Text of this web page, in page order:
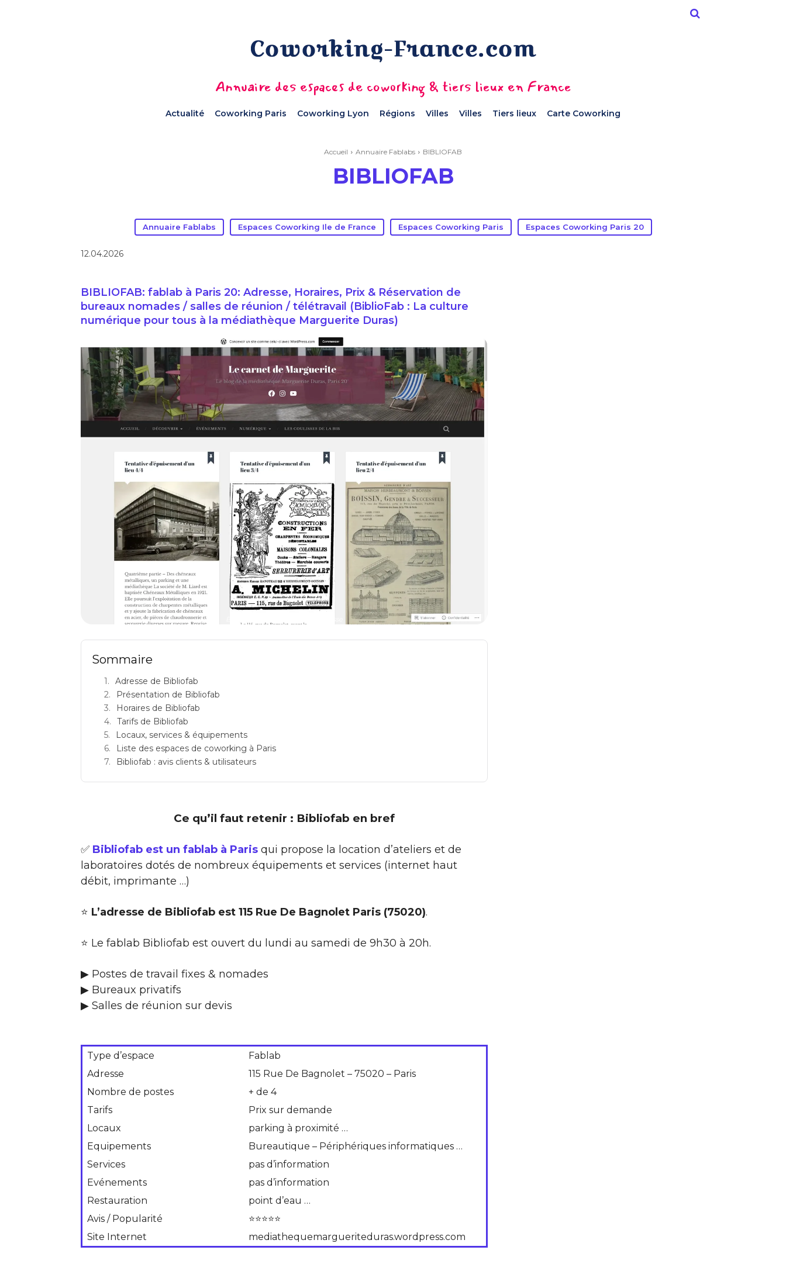
Annuaire des espaces de coworking & tiers lieux en France
Actualité Coworking Paris Coworking Lyon Régions Villes Villes Tiers lieux Carte Coworking
Accueil Annuaire Fablabs BIBLIOFAB
BIBLIOFAB
Annuaire Fablabs Espaces Coworking Ile de France Espaces Coworking Paris Espaces Coworking Paris 20
12.04.2026
BIBLIOFAB: fablab à Paris 20: Adresse, Horaires, Prix & Réservation de
bureaux nomades / salles de réunion / télétravail (BiblioFab : La culture
numérique pour tous à la médiathèque Marguerite Duras)
Sommaire
Adresse de Bibliofab
Présentation de Bibliofab
Horaires de Bibliofab
Tarifs de Bibliofab
Locaux, services & équipements
Liste des espaces de coworking à Paris
Bibliofab : avis clients & utilisateurs
Ce qu’il faut retenir : Bibliofab en bref
✅ Bibliofab est un fablab à Paris qui propose la location d’ateliers et de
laboratoires dotés de nombreux équipements et services (internet haut
débit, imprimante …)
⭐ L’adresse de Bibliofab est 115 Rue De Bagnolet Paris (75020).
⭐ Le fablab Bibliofab est ouvert du lundi au samedi de 9h30 à 20h.
▶ Postes de travail fixes & nomades
▶ Bureaux privatifs
▶ Salles de réunion sur devis
Type d’espace
Fablab
Adresse
115 Rue De Bagnolet – 75020 – Paris
Nombre de postes
+ de 4
Tarifs
Prix sur demande
Locaux
parking à proximité …
Equipements
Bureautique – Périphériques informatiques …
Services
pas d’information
Evénements
pas d’information
Restauration
point d’eau …
Avis / Popularité
⭐⭐⭐⭐⭐
Site Internet
mediathequemargueriteduras.wordpress.com